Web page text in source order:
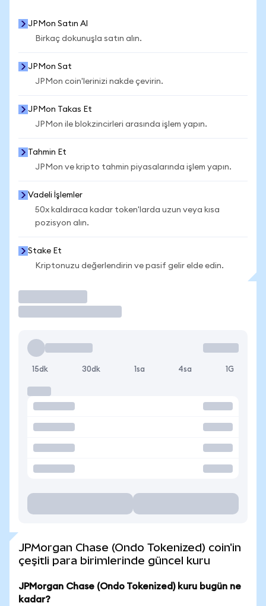
JPMon Satın Al
Birkaç dokunuşla satın alın.
JPMon Sat
JPMon coin'lerinizi nakde çevirin.
JPMon Takas Et
JPMon ile blokzincirleri arasında işlem yapın.
Tahmin Et
JPMon ve kripto tahmin piyasalarında işlem yapın.
Vadeli İşlemler
50x kaldıraca kadar token'larda uzun veya kısa
pozisyon alın.
Stake Et
Kriptonuzu değerlendirin ve pasif gelir elde edin.
15dk 30dk 1sa 4sa 1G
JPMorgan Chase (Ondo Tokenized) coin'in
çeşitli para birimlerinde güncel kuru
JPMorgan Chase (Ondo Tokenized) kuru bugün ne
kadar?